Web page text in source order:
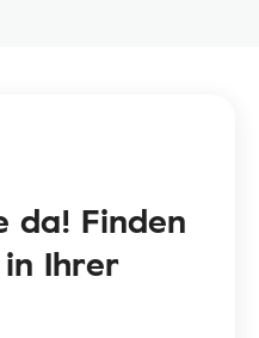
da! Finden
Ihrer